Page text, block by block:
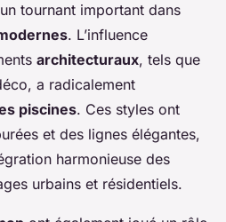
tournant important dans
. L’influence
architecturaux, tels que
a radicalement
piscines. Ces styles ont
et des lignes élégantes,
harmonieuse des
urbains et résidentiels.